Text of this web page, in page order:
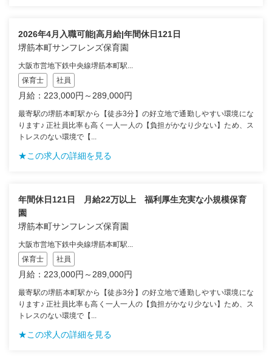
2026年4月入職可能|高月給|年間休日121日
堺筋本町サンフレンズ保育園
大阪市営地下鉄中央線堺筋本町駅...
保育士
社員
月給：223,000円～289,000円
最寄駅の堺筋本町駅から【徒歩3分】の好立地で通勤しやすい環境にな
ります♪ 正社員比率も高く一人一人の【負担がかなり少ない】ため、ス
トレスのない環境で【...
★この求人の詳細を見る
年間休日121日 月給22万以上 福利厚生充実な小規模保育
園
堺筋本町サンフレンズ保育園
大阪市営地下鉄中央線堺筋本町駅...
保育士
社員
月給：223,000円～289,000円
最寄駅の堺筋本町駅から【徒歩3分】の好立地で通勤しやすい環境にな
ります♪ 正社員比率も高く一人一人の【負担がかなり少ない】ため、ス
トレスのない環境で【...
★この求人の詳細を見る